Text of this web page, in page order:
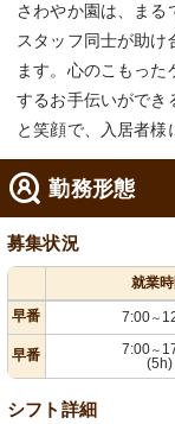
さわやか園は、まる
スタッフ同士が助け
ます。心のこもった
するお手伝いができ
と笑顔で、入居者様
勤務形態
募集状況
就業
早番
7:00～
早番 7:00～
(5h)
シフト詳細